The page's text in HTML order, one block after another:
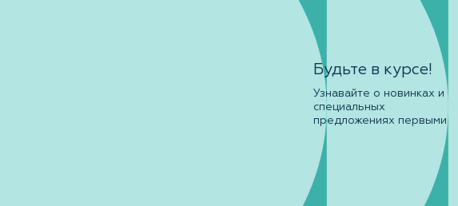
Будьте в курсе!
Узнавайте о новинках и
специальных
предложениях первыми